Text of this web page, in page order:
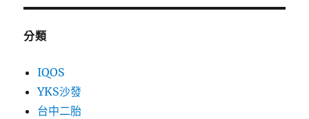
分類
IQOS
YKS沙發
台中二胎